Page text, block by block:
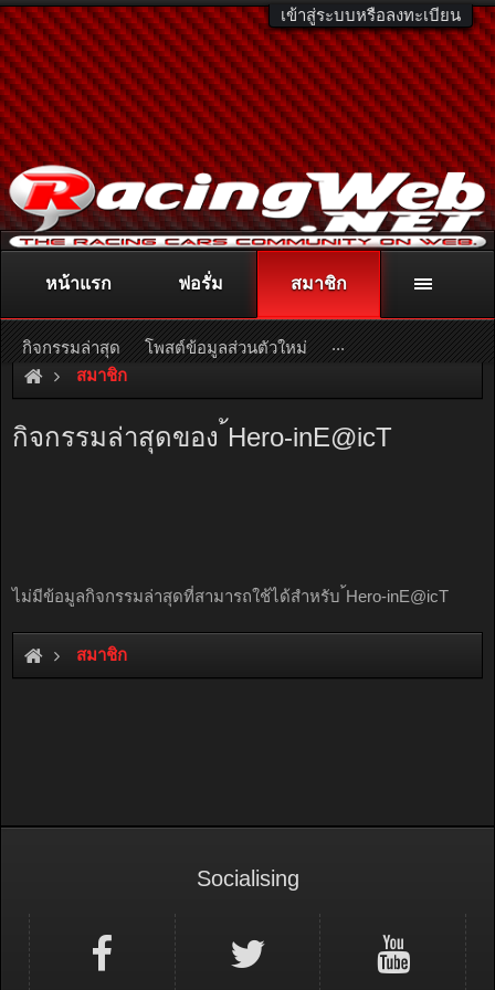
เข้าสู่ระบบหรือลงทะเบียน
ติดต่อลงโฆษณา racingweb@gmail.comหรือโทร. 081-811-1138
หรืออ่านรายละเอียดเพิ่มเติม คลิกที่นี่
สมาชิก
กิจกรรมล่าสุดของ ้Hero-inE@icT
ไม่มีข้อมูลกิจกรรมล่าสุดที่สามารถใช้ได้สำหรับ ้Hero-inE@icT
สมาชิก
หน้าแรก ฟอรั่ม สมาชิก
กิจกรรมล่าสุด โพสต์ข้อมูลส่วนตัวใหม่ ...
Socialising